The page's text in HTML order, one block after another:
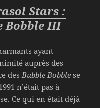
Stars :
Bobble III
ayant
auprès des
des Bubble Bobblese
n’était pas à
Ce qui en était déjà